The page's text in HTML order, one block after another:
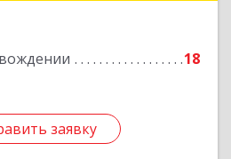
18
заявку
заявку